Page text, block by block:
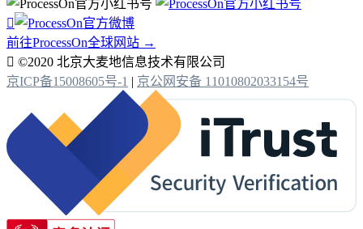

前往ProcessOn全球网站 →
 ©2020 北京大麦地信息技术有限公司
京ICP备15008605号-1 | 京公网安备 11010802033154号